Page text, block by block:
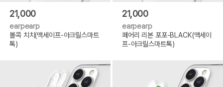
21,000
earpearp
볼콕 치치(맥세이프-아크릴스마트
톡)
21,000
earpearp
페어리 리본 포포-BLACK(맥세이
프-아크릴스마트톡)